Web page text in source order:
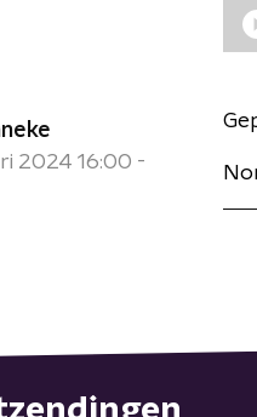
2024 16:00 -